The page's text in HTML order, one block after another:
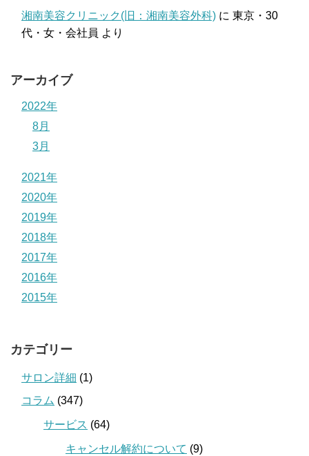
湘南美容クリニック(旧：湘南美容外科) に 東京・30
代・女・会社員 より
アーカイブ
2022年
8月
3月
2021年
2020年
2019年
2018年
2017年
2016年
2015年
カテゴリー
サロン詳細 (1)
コラム (347)
サービス (64)
キャンセル解約について (9)